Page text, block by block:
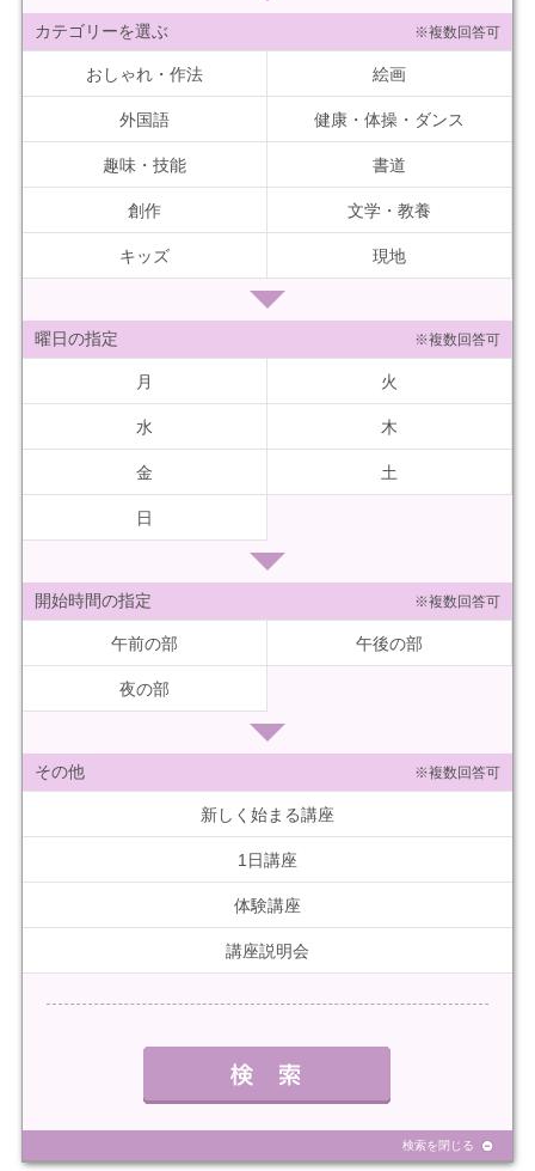
カテゴリーを選ぶ ※複数回答可
おしゃれ・作法 絵画
外国語 健康・体操・ダンス
趣味・技能 書道
創作 文学・教養
キッズ 現地
曜日の指定 ※複数回答可
月 火
水 木
金 土
日
開始時間の指定 ※複数回答可
午前の部 午後の部
夜の部
その他 ※複数回答可
新しく始まる講座
1日講座
体験講座
講座説明会
検索を閉じる